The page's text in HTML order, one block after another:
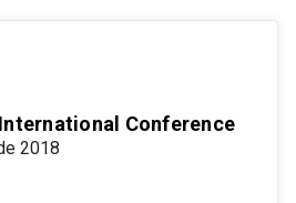
Conference
2018